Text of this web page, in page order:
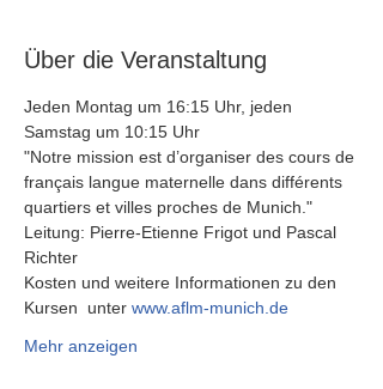
Über die Veranstaltung
Jeden Montag um 16:15 Uhr, jeden
Samstag um 10:15 Uhr
"Notre mission est d’organiser des cours de
français langue maternelle dans différents
quartiers et villes proches de Munich."
Leitung: Pierre-Etienne Frigot und Pascal
Richter
Kosten und weitere Informationen zu den
Kursen  unter www.aflm-munich.de
Mehr anzeigen